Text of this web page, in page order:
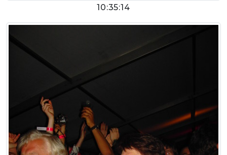
10:35:14